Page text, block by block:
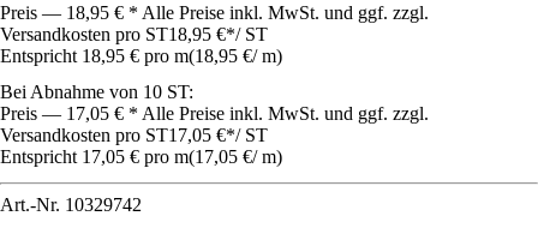
Preis — 18,95 € * Alle Preise inkl. MwSt. und ggf. zzgl.
Versandkosten pro ST18,95 €*/ ST
Entspricht 18,95 € pro m(18,95 €/ m)
Bei Abnahme von 10 ST:
Preis — 17,05 € * Alle Preise inkl. MwSt. und ggf. zzgl.
Versandkosten pro ST17,05 €*/ ST
Entspricht 17,05 € pro m(17,05 €/ m)
Art.-Nr. 10329742